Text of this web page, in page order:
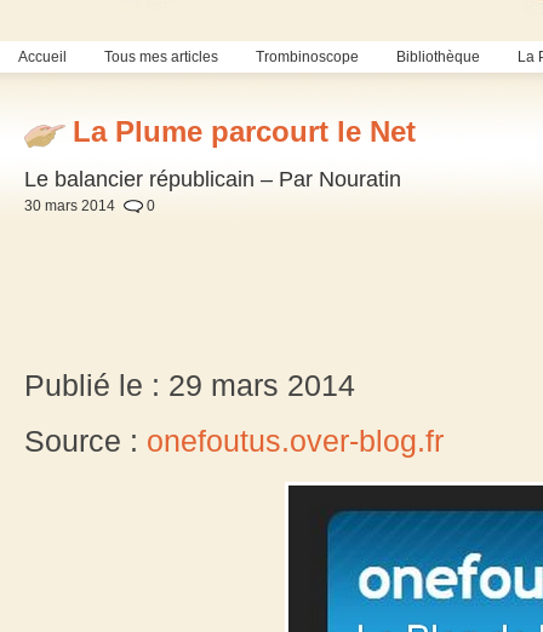
Accueil Tous mes articles Trombinoscope Bibliothèque La
La Plume parcourt le Net
Le balancier républicain – Par Nouratin
30 mars 2014 0
Publié le : 29 mars 2014
Source : onefoutus.over-blog.fr